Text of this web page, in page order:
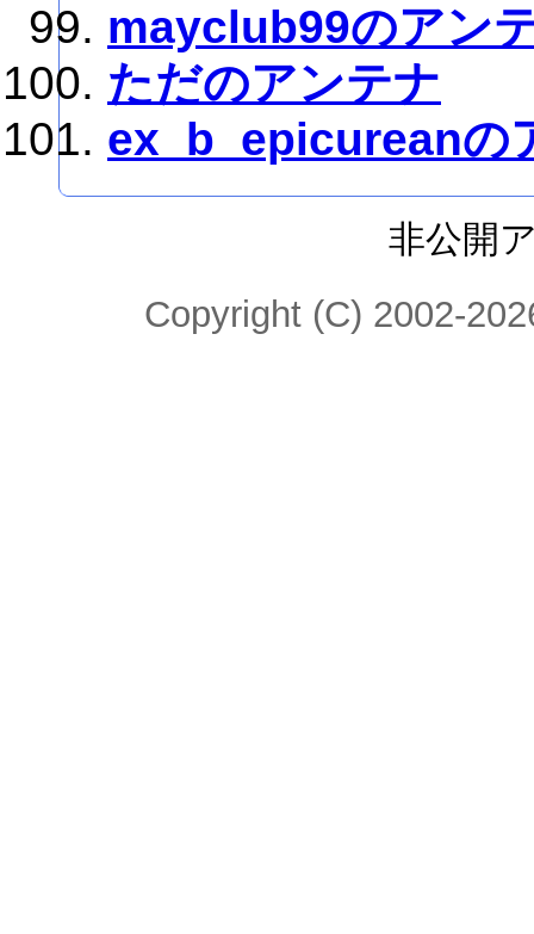
mayclub99のアン
ただのアンテナ
ex_b_epicureanの
非公開
Copyright (C) 2002-